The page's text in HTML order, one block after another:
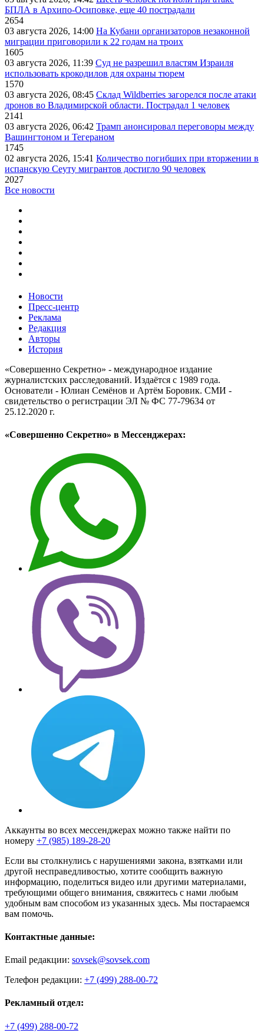
БПЛА в Архипо-Осиповке, еще 40 пострадали
2654
03 августа 2026, 14:00 На Кубани организаторов незаконной
миграции приговорили к 22 годам на троих
1605
03 августа 2026, 11:39 Суд не разрешил властям Израиля
использовать крокодилов для охраны тюрем
1570
03 августа 2026, 08:45 Склад Wildberries загорелся после атаки
дронов во Владимирской области. Пострадал 1 человек
2141
03 августа 2026, 06:42 Трамп анонсировал переговоры между
Вашингтоном и Тегераном
1745
02 августа 2026, 15:41 Количество погибших при вторжении в
испанскую Сеуту мигрантов достигло 90 человек
2027
Все новости
Новости
Пресс-центр
Реклама
Редакция
Авторы
История
«Совершенно Секретно» - международное издание
журналистских расследований. Издаётся с 1989 года.
Основатели - Юлиан Семёнов и Артём Боровик. CМИ -
свидетельство о регистрации ЭЛ № ФС 77-79634 от
25.12.2020 г.
«Совершенно Секретно» в Мессенджерах:
Аккаунты во всех мессенджерах можно также найти по
номеру +7 (985) 189-28-20
Если вы столкнулись с нарушениями закона, взятками или
другой несправедливостью, хотите сообщить важную
информацию, поделиться видео или другими материалами,
требующими общего внимания, свяжитесь с нами любым
удобным вам способом из указанных здесь. Мы постараемся
вам помочь.
Контактные данные:
Email редакции: sovsek@sovsek.com
Телефон редакции: +7 (499) 288-00-72
Рекламный отдел:
+7 (499) 288-00-72